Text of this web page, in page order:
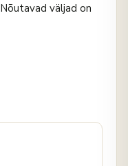
Nõutavad väljad on